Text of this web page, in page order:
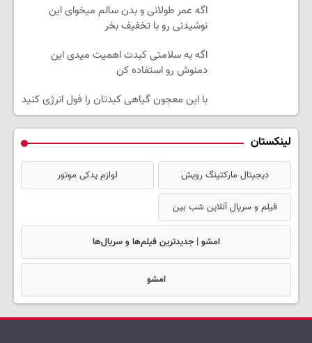
اگه عمر طولانی و بدن سالم میخوای این
نوشیدنی رو با تخفیف بخر
اگه به سلامتی کبدت اهمیت میدی این
دمنوش رو استفاده کن
با این معجون گیاهی کبدتان را فول انرژی کنید
لینکستان
دیجیتال مارکتینگ رویش لوازم یدکی موتور
فیلم و سریال آنلاین شب بین
امشو | جدیدترین فیلم‌ها و سریال‌ها
امشو